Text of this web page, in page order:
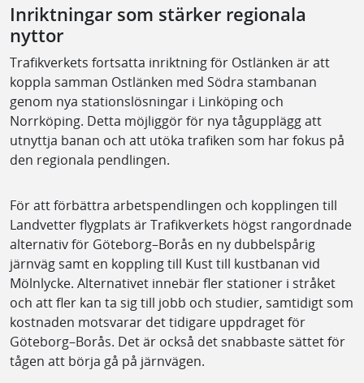
Inriktningar som stärker regionala
nyttor
Trafikverkets fortsatta inriktning för Ostlänken är att
koppla samman Ostlänken med Södra stambanan
genom nya stationslösningar i Linköping och
Norrköping. Detta möjliggör för nya tågupplägg att
utnyttja banan och att utöka trafiken som har fokus på
den regionala pendlingen.
För att förbättra arbetspendlingen och kopplingen till
Landvetter flygplats är Trafikverkets högst rangordnade
alternativ för Göteborg–Borås en ny dubbelspårig
järnväg samt en koppling till Kust till kustbanan vid
Mölnlycke. Alternativet innebär fler stationer i stråket
och att fler kan ta sig till jobb och studier, samtidigt som
kostnaden motsvarar det tidigare uppdraget för
Göteborg–Borås. Det är också det snabbaste sättet för
tågen att börja gå på järnvägen.